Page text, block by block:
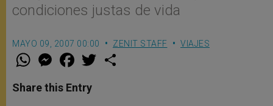
condiciones justas de vida
MAYO 09, 2007 00:00 ZENIT STAFF VIAJES
W
t
s
M
e
s
e
F
a
e
b
w
Share this Entry